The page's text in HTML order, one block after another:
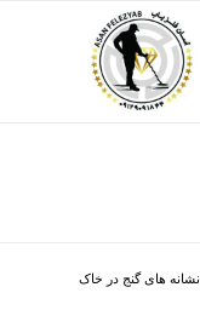
نشانه های گنج در خاک